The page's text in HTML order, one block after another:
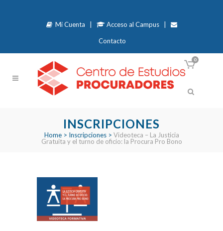
Mi Cuenta Acceso al Campus|
Contacto
0
INSCRIPCIONES
Home> Inscripciones> Videoteca – La Justicia
Gratuita y el turno de oficio: la Procura Pro Bono